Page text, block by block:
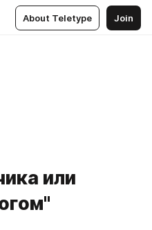
About Teletype Join
или